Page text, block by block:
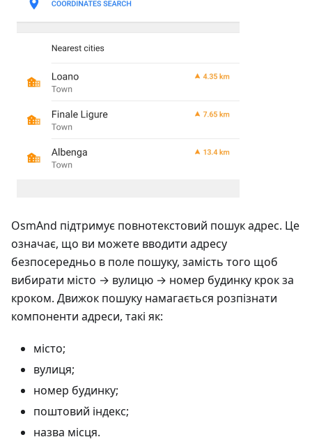
OsmAnd підтримує повнотекстовий пошук адрес. Це
означає, що ви можете вводити адресу
безпосередньо в поле пошуку, замість того щоб
вибирати місто → вулицю → номер будинку крок за
кроком. Движок пошуку намагається розпізнати
компоненти адреси, такі як:
місто;
вулиця;
номер будинку;
поштовий індекс;
назва місця.